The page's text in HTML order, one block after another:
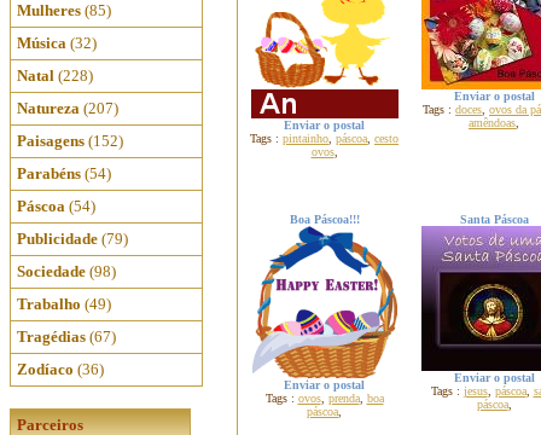
Mulheres (85)
Música (32)
Natal (228)
Natureza (207)
Paisagens (152)
Parabéns (54)
Páscoa (54)
Publicidade (79)
Sociedade (98)
Trabalho (49)
Tragédias (67)
Zodíaco (36)
Parceiros
Enviar o postal
Tags : pintainho páscoa cesto
ovos,
Enviar o postal
Tags : doces ovos da
amêndoas
Boa Páscoa!!!
Enviar o postal
Tags : ovos, prenda, boa
páscoa
Santa Páscoa
Enviar o postal
Tags : jesus, páscoa,
páscoa,